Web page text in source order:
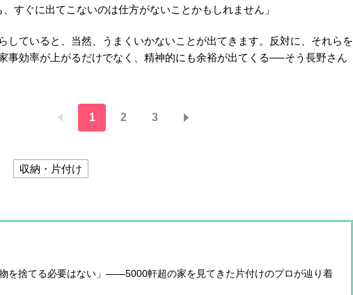
すぐに出てこないのは仕方がないことかもしれません」
していると、当然、うまくいかないことが出てきます。反対に、それらを
事効率が上がるだけでなく、精神的にも余裕が出てくる──そう長野さん
1 2 3
収納・片付け
物を捨てる必要はない」――5000軒超の家を見てきた片付けのプロが辿り着